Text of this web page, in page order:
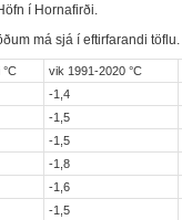
í Hornafirði.
má sjá í eftirfarandi töflu.
°C vik 1991-2020 °C
-1,4
-1,5
-1,5
-1,8
-1,6
-1,5